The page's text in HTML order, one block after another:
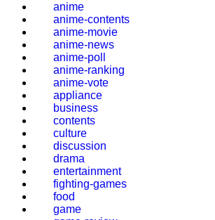
anime
anime-contents
anime-movie
anime-news
anime-poll
anime-ranking
anime-vote
appliance
business
contents
culture
discussion
drama
entertainment
fighting-games
food
game